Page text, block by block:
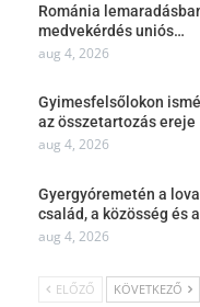
Románia
medvekérdés uniós…
aug 4, 2026
Gyimesfelsőlokon
az összetartozás ereje
aug 4, 2026
Gyergyóremetén a
család, a közösség és
aug 4, 2026
ELŐZŐ KÖVETKEZŐ